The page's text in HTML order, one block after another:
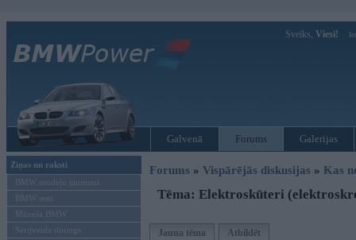
Sveiks, Viesi!
Galvenā Forums Galerijas
Ziņas un raksti
BMW modeļu jaunumi
BMW testi
Mēneša BMW
Sērijveida tūnings
Forums » Vispārējās diskusijas » Kas
Tēma: Elektroskūteri
Jauna tēma Atbildēt